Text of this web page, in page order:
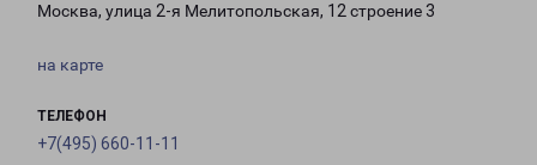
Москва, улица 2-я Мелитопольская, 12 строение 3
на карте
ТЕЛЕФОН
+7(495) 660-11-11